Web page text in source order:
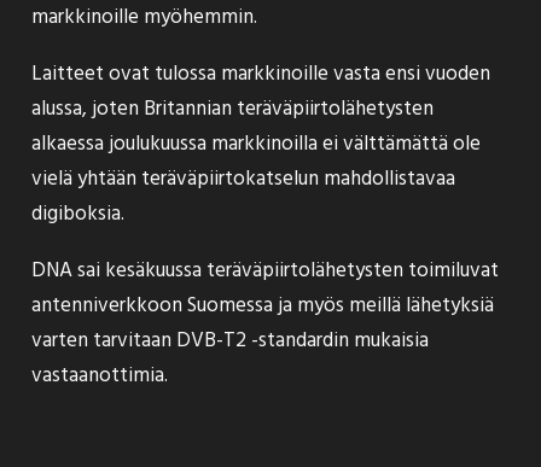
markkinoille myöhemmin.
Laitteet ovat tulossa markkinoille vasta ensi vuoden
alussa, joten Britannian teräväpiirtolähetysten
alkaessa joulukuussa markkinoilla ei välttämättä ole
vielä yhtään teräväpiirtokatselun mahdollistavaa
digiboksia.
DNA sai kesäkuussa teräväpiirtolähetysten toimiluvat
antenniverkkoon Suomessa ja myös meillä lähetyksiä
varten tarvitaan DVB-T2 -standardin mukaisia
vastaanottimia.